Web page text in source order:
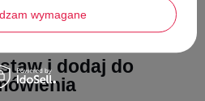
Materiał ten jest znany ze
delikatniejszy od bawełny),
jest przyjazny nawet dla wrażliwej
i dodaj do
wymagane